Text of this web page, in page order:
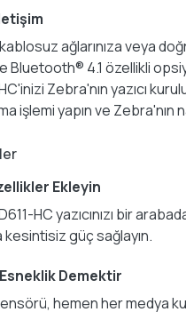
ağlarınıza veya
Bluetooth® 4.1 özellikli
Zebra'nın yazıcı
işlemi yapın ve Zebra'nın
Ekleyin
HC yazıcınızı bir
güç sağlayın.
Demektir
hemen her medya